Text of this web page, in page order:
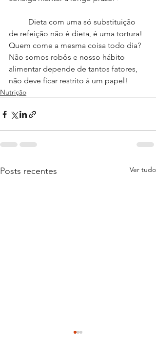
de refeição não é dieta, é uma tortura!
Quem come a mesma coisa todo dia?
Não somos robôs e nosso hábito
alimentar depende de tantos fatores,
não deve ficar restrito à um papel!
Nutrição
Posts recentes Ver tudo